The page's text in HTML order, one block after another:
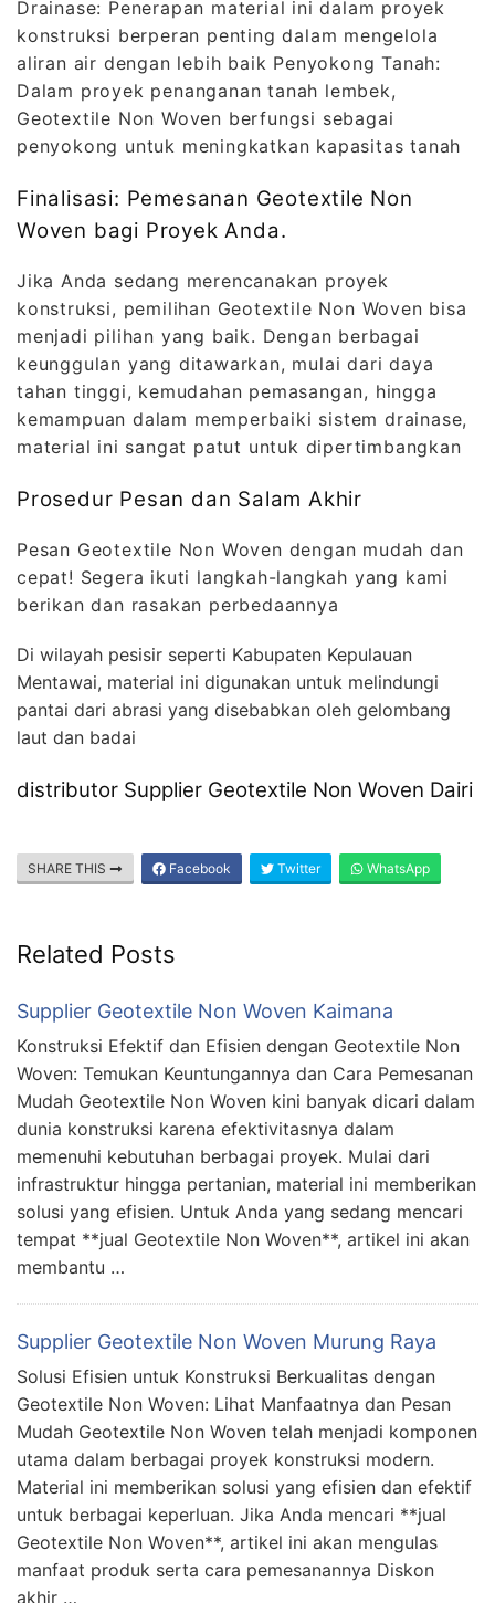
Drainase: Penerapan material ini dalam proyek
konstruksi berperan penting dalam mengelola
aliran air dengan lebih baik Penyokong Tanah:
Dalam proyek penanganan tanah lembek,
Geotextile Non Woven berfungsi sebagai
penyokong untuk meningkatkan kapasitas tanah
Finalisasi: Pemesanan Geotextile Non
Woven bagi Proyek Anda.
Jika Anda sedang merencanakan proyek
konstruksi, pemilihan Geotextile Non Woven bisa
menjadi pilihan yang baik. Dengan berbagai
keunggulan yang ditawarkan, mulai dari daya
tahan tinggi, kemudahan pemasangan, hingga
kemampuan dalam memperbaiki sistem drainase,
material ini sangat patut untuk dipertimbangkan
Prosedur Pesan dan Salam Akhir
Pesan Geotextile Non Woven dengan mudah dan
cepat! Segera ikuti langkah-langkah yang kami
berikan dan rasakan perbedaannya
Di wilayah pesisir seperti Kabupaten Kepulauan
Mentawai, material ini digunakan untuk melindungi
pantai dari abrasi yang disebabkan oleh gelombang
laut dan badai
distributor Supplier Geotextile Non Woven Dairi
SHARE THIS Facebook Twitter WhatsApp
Related Posts
Supplier Geotextile Non Woven Kaimana
Konstruksi Efektif dan Efisien dengan Geotextile Non
Woven: Temukan Keuntungannya dan Cara Pemesanan
Mudah Geotextile Non Woven kini banyak dicari dalam
dunia konstruksi karena efektivitasnya dalam
memenuhi kebutuhan berbagai proyek. Mulai dari
infrastruktur hingga pertanian, material ini memberikan
solusi yang efisien. Untuk Anda yang sedang mencari
tempat **jual Geotextile Non Woven**, artikel ini akan
membantu …
Supplier Geotextile Non Woven Murung Raya
Solusi Efisien untuk Konstruksi Berkualitas dengan
Geotextile Non Woven: Lihat Manfaatnya dan Pesan
Mudah Geotextile Non Woven telah menjadi komponen
utama dalam berbagai proyek konstruksi modern.
Material ini memberikan solusi yang efisien dan efektif
untuk berbagai keperluan. Jika Anda mencari **jual
Geotextile Non Woven**, artikel ini akan mengulas
manfaat produk serta cara pemesanannya Diskon
akhir …